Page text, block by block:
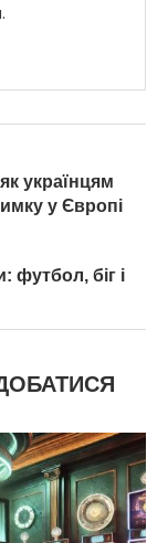
українцям
у Європі
футбол, біг і